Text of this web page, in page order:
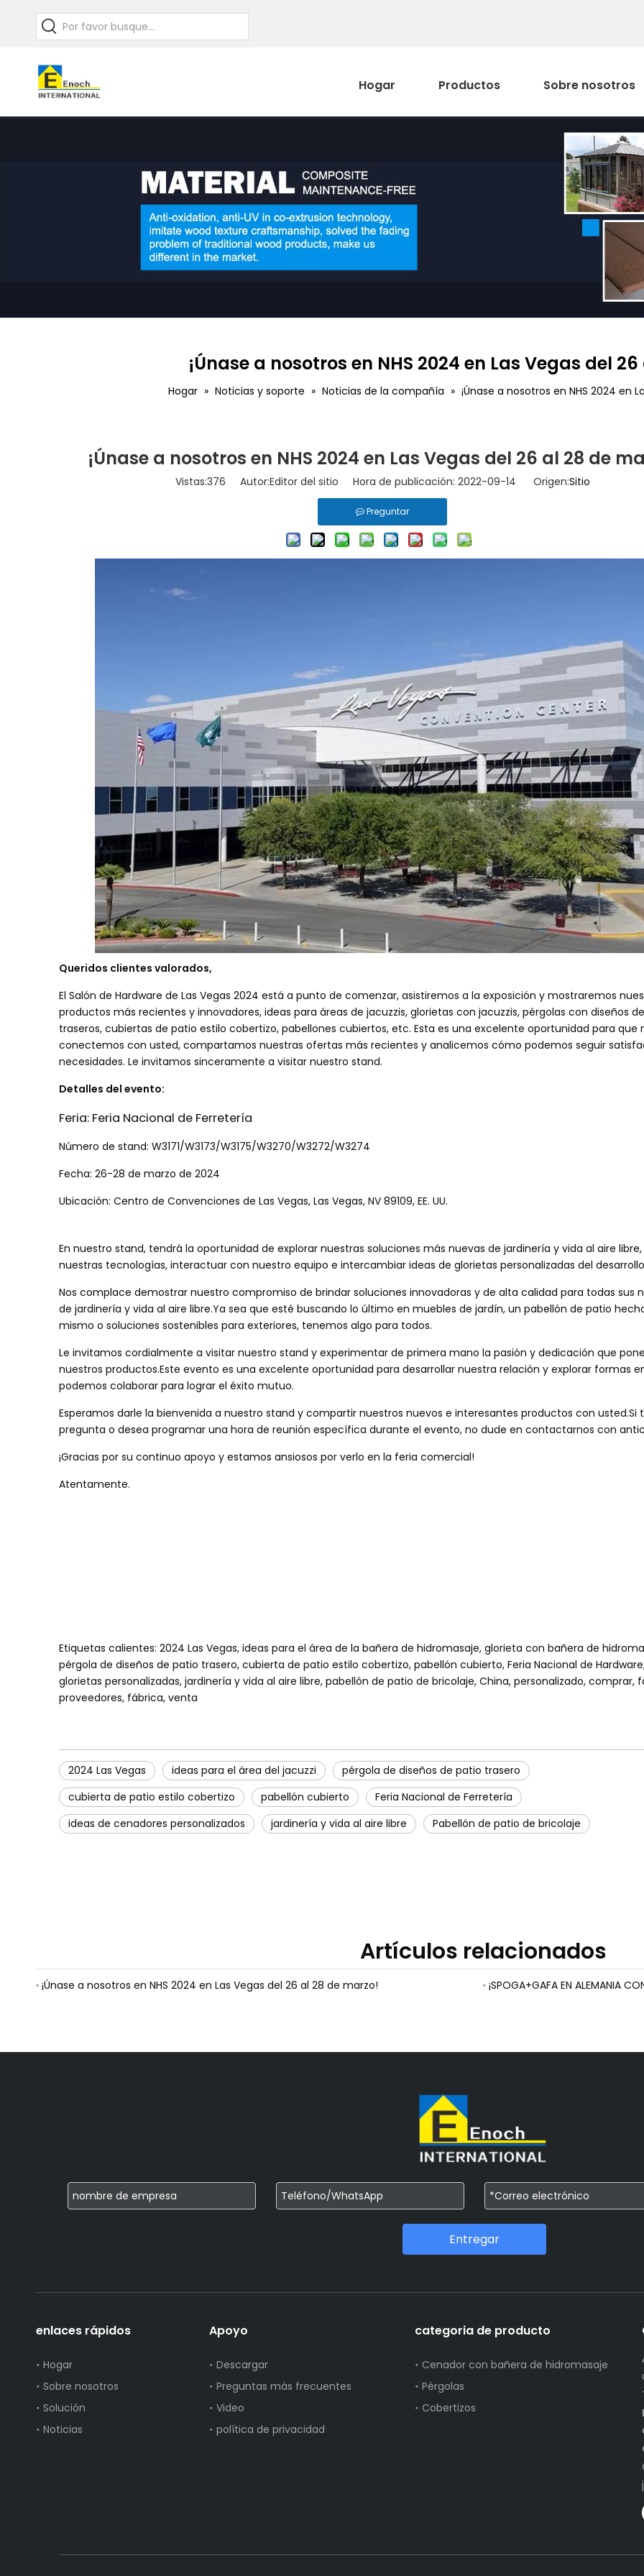
Hogar Productos Sobre nosotros
¡Únase a nosotros en NHS 2024 en Las Vegas del
Hogar » Noticias y soporte » Noticias de la compañía » ¡Únase a nosotros en NHS 2024 en
¡Únase a nosotros en NHS 2024 en Las Vegas del 26 al 28 de
Vistas:376 Autor:Editor del sitio Hora de publicación: 2022-09-14 Origen:Sitio
Preguntar
Queridos clientes valorados,
El Salón de Hardware de Las Vegas 2024 está a punto de comenzar, asistiremos a la exposición y mostraremos
productos más recientes y innovadores, ideas para áreas de jacuzzis, glorietas con jacuzzis, pérgolas con diseños
traseros, cubiertas de patio estilo cobertizo, pabellones cubiertos, etc. Esta es una excelente oportunidad para que
conectemos con usted, compartamos nuestras ofertas más recientes y analicemos cómo podemos seguir
necesidades. Le invitamos sinceramente a visitar nuestro stand.
Detalles del evento:
Feria: Feria Nacional de Ferretería
Número de stand: W3171/W3173/W3175/W3270/W3272/W3274
Fecha: 26-28 de marzo de 2024
Ubicación: Centro de Convenciones de Las Vegas, Las Vegas, NV 89109, EE. UU.
En nuestro stand, tendrá la oportunidad de explorar nuestras soluciones más nuevas de jardinería y vida al aire
nuestras tecnologías, interactuar con nuestro equipo e intercambiar ideas de glorietas personalizadas del
Nos complace demostrar nuestro compromiso de brindar soluciones innovadoras y de alta calidad para todas sus
de jardinería y vida al aire libre.Ya sea que esté buscando lo último en muebles de jardín, un pabellón de patio
mismo o soluciones sostenibles para exteriores, tenemos algo para todos.
Le invitamos cordialmente a visitar nuestro stand y experimentar de primera mano la pasión y dedicación que
nuestros productos.Este evento es una excelente oportunidad para desarrollar nuestra relación y explorar formas
podemos colaborar para lograr el éxito mutuo.
Esperamos darle la bienvenida a nuestro stand y compartir nuestros nuevos e interesantes productos con usted.Si
pregunta o desea programar una hora de reunión específica durante el evento, no dude en contactarnos con
¡Gracias por su continuo apoyo y estamos ansiosos por verlo en la feria comercial!
Atentamente.
Etiquetas calientes: 2024 Las Vegas, ideas para el área de la bañera de hidromasaje, glorieta con bañera de
pérgola de diseños de patio trasero, cubierta de patio estilo cobertizo, pabellón cubierto, Feria Nacional de
glorietas personalizadas, jardinería y vida al aire libre, pabellón de patio de bricolaje, China, personalizado, comprar,
proveedores, fábrica, venta
2024 Las Vegas ideas para el área del jacuzzi
pérgola de diseños de patio trasero
cubierta de patio estilo cobertizo
pabellón cubierto
Feria Nacional de Ferretería
ideas de cenadores personalizados
jardinería y vida al aire libre Pabellón de patio de bricolaje
Artículos relacionados
¡Únase a nosotros en NHS 2024 en Las Vegas del 26 al 28 de marzo! ¡SPOGA+GAFA EN ALEMANIA
Entregar
enlaces rápidos
Hogar
Sobre nosotros
Solución
Noticias
Apoyo
Descargar
Preguntas más frecuentes
Video
política de privacidad
categoria de producto
Cenador con bañera de hidromasaje
Pérgolas
Cobertizos